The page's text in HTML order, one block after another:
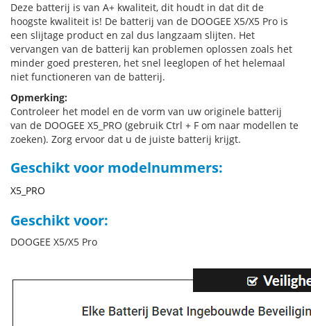
Deze batterij is van A+ kwaliteit, dit houdt in dat dit de
hoogste kwaliteit is! De batterij van de DOOGEE X5/X5 Pro is
een slijtage product en zal dus langzaam slijten. Het
vervangen van de batterij kan problemen oplossen zoals het
minder goed presteren, het snel leeglopen of het helemaal
niet functioneren van de batterij.
Opmerking:
Controleer het model en de vorm van uw originele batterij
van de DOOGEE X5_PRO (gebruik Ctrl + F om naar modellen te
zoeken). Zorg ervoor dat u de juiste batterij krijgt.
Geschikt voor modelnummers:
X5_PRO
Geschikt voor:
DOOGEE X5/X5 Pro